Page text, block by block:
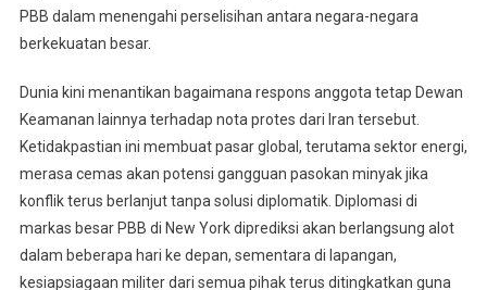
PBB dalam menengahi perselisihan antara negara-negara
berkekuatan besar.
Dunia kini menantikan bagaimana respons anggota tetap Dewan
Keamanan lainnya terhadap nota protes dari Iran tersebut.
Ketidakpastian ini membuat pasar global, terutama sektor energi,
merasa cemas akan potensi gangguan pasokan minyak jika
konflik terus berlanjut tanpa solusi diplomatik. Diplomasi di
markas besar PBB di New York diprediksi akan berlangsung alot
dalam beberapa hari ke depan, sementara di lapangan,
kesiapsiagaan militer dari semua pihak terus ditingkatkan guna